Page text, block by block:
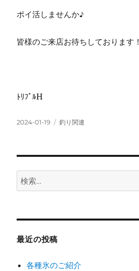
ポイ活しませんか♪
皆様のご来店お待ちしております！
ﾄﾘﾌﾟﾙH
投
2024-01-19
カ
釣り関連
検
索:
最近の投稿
各種氷のご紹介